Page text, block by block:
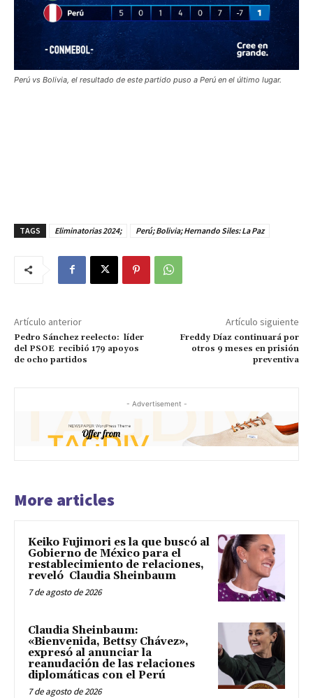
Perú vs Bolivia, el resultado de este partido puso a Perú en el último lugar.
TAGS Eliminatorias 2024; Perú; Bolivia; Hernando Siles: La Paz
Artículo anterior
Pedro Sánchez reelecto: líder
del PSOE recibió 179 apoyos
de ocho partidos
Artículo siguiente
Freddy Díaz continuará por
otros 9 meses en prisión
preventiva
- Advertisement -
More articles
Keiko Fujimori es la que buscó al
Gobierno de México para el
restablecimiento de relaciones,
reveló Claudia Sheinbaum
7 de agosto de 2026
Claudia Sheinbaum:
«Bienvenida, Bettsy Chávez»,
expresó al anunciar la
reanudación de las relaciones
diplomáticas con el Perú
7 de agosto de 2026